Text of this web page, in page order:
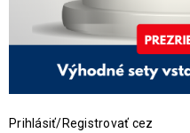
Prihlásiť/Registrovať cez